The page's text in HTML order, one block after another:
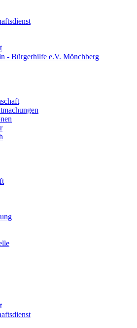
- Bürgerhilfe e.V. Mönchberg